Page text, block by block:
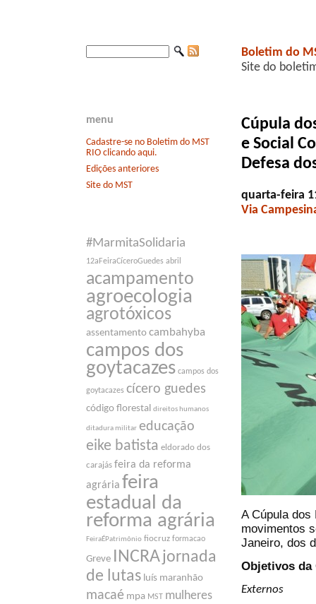
menu
Cadastre-se no Boletim do MST
RIO clicando aqui.
Edições anteriores
Site do MST
#MarmitaSolidaria
12aFeiraCíceroGuedes abril
acampamento
agroecologia
agrotóxicos
assentamento cambahyba
campos dos
goytacazes campos dos
goytacazes cícero guedes
código florestal direitos humanos
ditadura militar educação
eike batista eldorado dos
carajás feira da reforma
agrária feira
estadual da
reforma agrária
FeiraÉPatrimônio fiocruz formacao
Greve INCRA jornada
de lutas luís maranhão
macaé mpa MST mulheres
Boletim do
Site do
Cúpula
e Social
Defesa
quarta-feira
Via
A Cúpula dos
movimentos
Janeiro, dos
Objetivos da
Externos